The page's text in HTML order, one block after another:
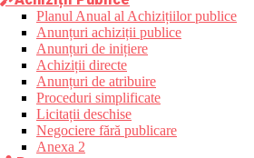
Planul Anual al Achizițiilor publice
Anunțuri achiziții publice
Anunțuri de inițiere
Achiziții directe
Anunțuri de atribuire
Proceduri simplificate
Licitații deschise
Negociere fără publicare
Anexa 2